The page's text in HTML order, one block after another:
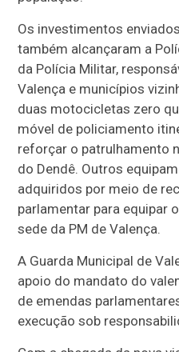
Os investimentos
também alcançaram a
da Polícia Militar,
Valença e municípios
duas motocicletas zero
móvel de policiamento
reforçar o patrulhamento
do Dendê. Outros
adquiridos por meio de
parlamentar para equipar
sede da PM de Valença.
A Guarda Municipal de
apoio do mandato do
de emendas
execução sob